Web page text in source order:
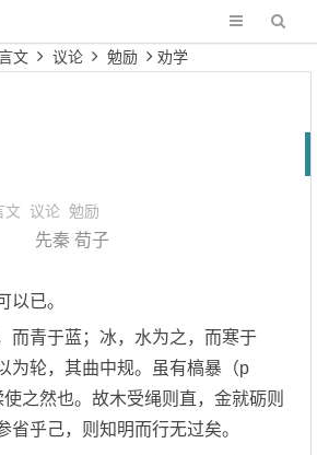
文 议论 勉励 劝学
文 议论 勉励
先秦 荀子
已。
青于蓝；冰，水为之，而寒于
为轮，其曲中规。虽有槁暴（p
之然也。故木受绳则直，金就砺则
省乎己，则知明而行无过矣。